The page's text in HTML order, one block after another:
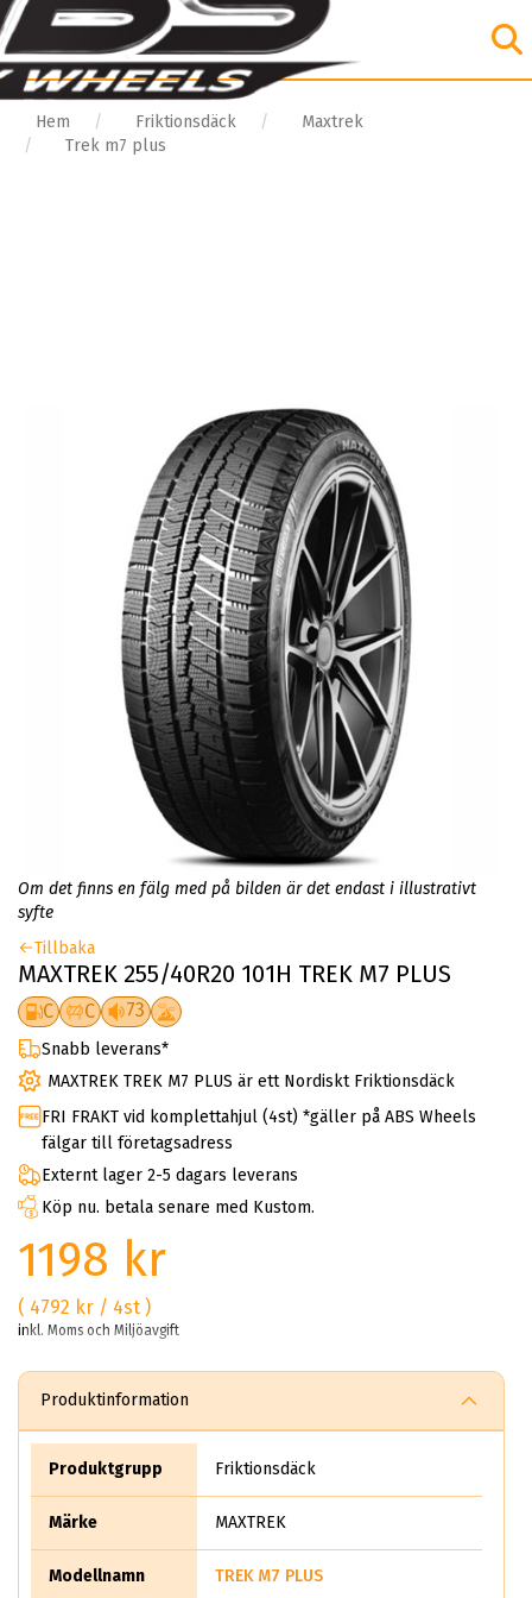
Hem Friktionsdäck
Maxtrek
Trek m7 plus
Om det finns en fälg med på bilden är det endast i illustrativt
syfte
Tillbaka
MAXTREK 255/40R20 101H TREK M7 PLUS
C C 73
Snabb leverans*
MAXTREK TREK M7 PLUS är ett Nordiskt Friktionsdäck
FRI FRAKT vid komplettahjul (4st) *gäller på ABS Wheels
fälgar till företagsadress
Externt lager 2-5 dagars leverans
Köp nu. betala senare med Kustom.
1198 kr
( 4792 kr / 4st )
inkl. Moms och Miljöavgift
Produktinformation
Produktgrupp Friktionsdäck
Märke MAXTREK
Modellnamn TREK M7 PLUS